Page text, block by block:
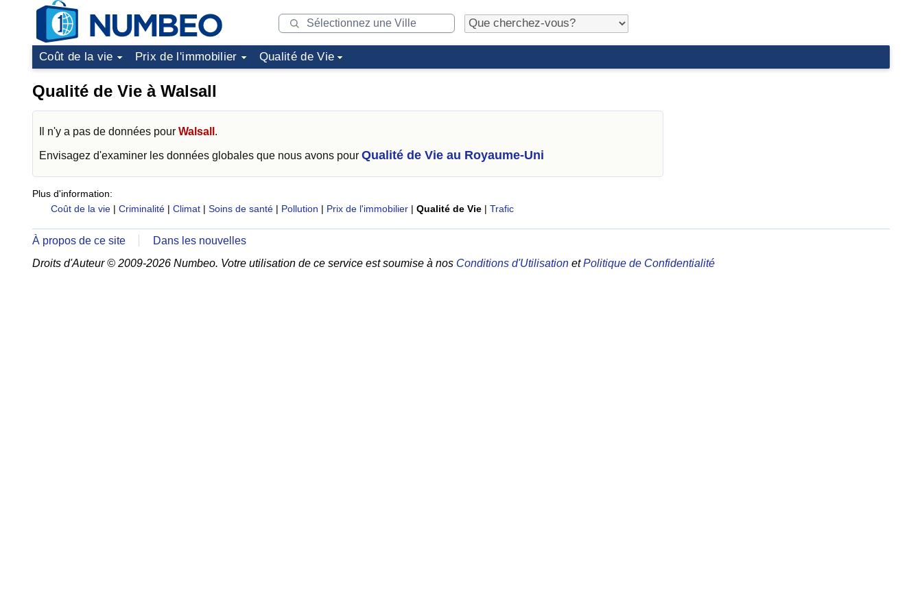
Coût de la vie Prix de l'immobilier Qualité de Vie
Qualité de Vie à Walsall
Il n'y a pas de données pour Walsall .
Envisagez d'examiner les données globales que nous avons pour Qualité de Vie au Royaume-Uni
Plus d'information:
Coût de la vie | Criminalité | Climat | Soins de santé | Pollution | Prix de l'immobilier | Qualité de Vie | Trafic
À propos de ce site
Dans les nouvelles
Droits d'Auteur © 2009-2026 Numbeo. Votre utilisation de ce service est soumise à nos Conditions d'Utilisation etPolitique de Confidentialité